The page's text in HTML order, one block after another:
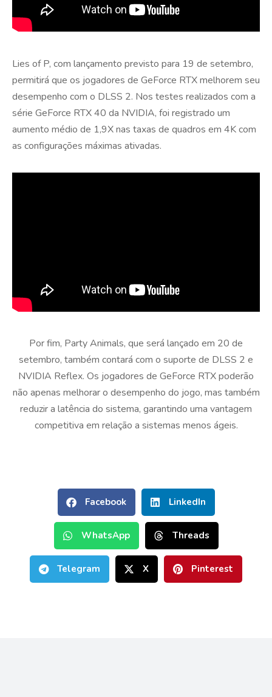
Lies of P, com lançamento previsto para 19 de setembro,
permitirá que os jogadores de GeForce RTX melhorem seu
desempenho com o DLSS 2. Nos testes realizados com a
série GeForce RTX 40 da NVIDIA, foi registrado um
aumento médio de 1,9X nas taxas de quadros em 4K com
as configurações máximas ativadas.
Por fim, Party Animals, que será lançado em 20 de
setembro, também contará com o suporte de DLSS 2 e
NVIDIA Reflex. Os jogadores de GeForce RTX poderão
não apenas melhorar o desempenho do jogo, mas também
reduzir a latência do sistema, garantindo uma vantagem
competitiva em relação a sistemas menos ágeis.
Facebook LinkedIn
WhatsApp Threads
Telegram X Pinterest